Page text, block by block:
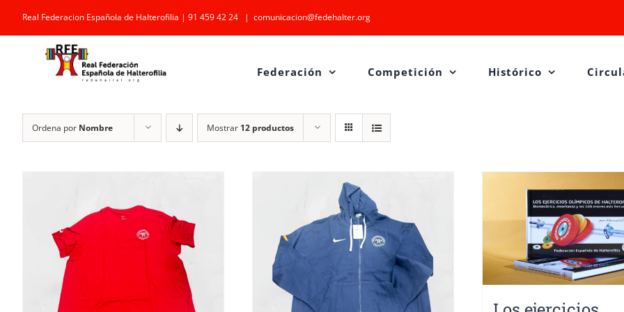
Saltar
al
contenido
Real Federacion Española de Halterofilia | 91 459 42 24 | comunicacion@fedehalter.org
Federación Competición Histórico
Ordena por Nombre Mostrar 12 productos